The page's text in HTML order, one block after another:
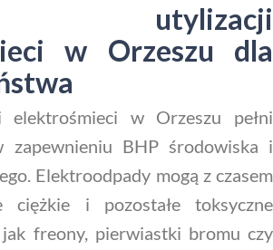
utylizacji
w Orzeszu dla
elektrośmieci w Orzeszu pełni
zapewnieniu BHP środowiska i
Elektroodpady mogą z czasem
ciężkie i pozostałe toksyczne
freony, pierwiastki bromu czy